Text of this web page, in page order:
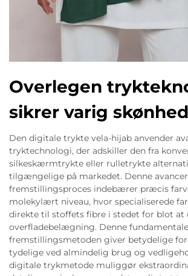
Overlegen
sikrer varig skønhed
Den digitale trykte vela-hijab anvender
tryktechnologi, der adskiller den fra
silkeskærmtrykte eller rulletrykte
tilgængelige på markedet. Denne
fremstillingsproces indebærer præcis
molekylært niveau, hvor specialiserede
direkte til stoffets fibre i stedet for blot at
overfladebelægning. Denne
fremstillingsmetoden giver betydelige
tydelige ved almindelig brug og
digitale trykmetode muliggør